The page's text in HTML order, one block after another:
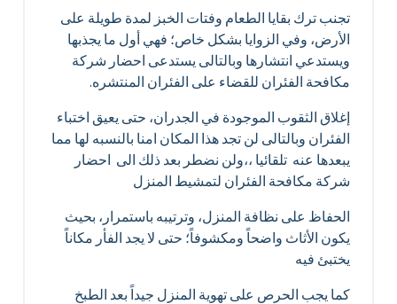
تجنب ترك بقايا الطعام وفتات الخبز لمدة طويلة على
الأرض، وفي الزوايا بشكل خاص؛ فهي أول ما يجذبها
ويستدعي انتشارها وبالتالى يستدعى احضار شركة
مكافحة الفئران للقضاء على الفئران المنتشره.
إغلاق الثقوب الموجودة في الجدران، حتى يعيق اختباء
الفئران وبالتالى لن تجد هذا المكان امنا بالنسبه لها مما
يبعدها عنه تلقائيا ،،ولن نضطر بعد ذلك الى احضار
شركة مكافحة الفئران لتمشيط المنزل
الحفاظ على نظافة المنزل، وترتيبه باستمرار، بحيث
يكون الأثاث واضحاً ومكشوفاً؛ حتى لا يجد الفأر مكاناً
يختبئ فيه
كما يجب الحرص على تهوية المنزل جيداً بعد الطبخ